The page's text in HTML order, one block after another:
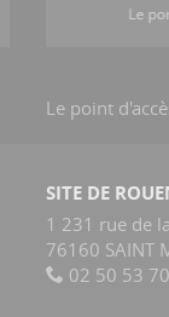
Le point
SITE DE
1 231 rue de
76160 SAINT
02 50 53